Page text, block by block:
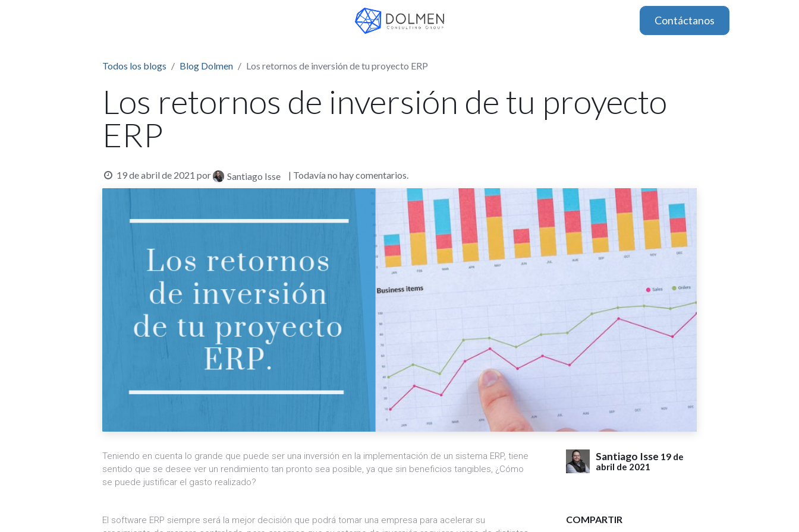
Contáctanos
Todos los blogs Blog Dolmen Los retornos de inversión de tu proyecto ERP
Los retornos de inversión de tu proyecto
ERP
19 de abril de 2021 por Santiago Isse | Todavía no hay comentarios.
Teniendo en cuenta lo grande que puede ser una inversión en la implementación de un sistema ERP, tiene
sentido que se desee ver un rendimiento tan pronto sea posible, ya que sin beneficios tangibles, ¿Cómo
se puede justificar el gasto realizado?
El software ERP siempre será la mejor decisión que podrá tomar una empresa para acelerar su
Santiago Isse 19 de
abril de 2021
COMPARTIR